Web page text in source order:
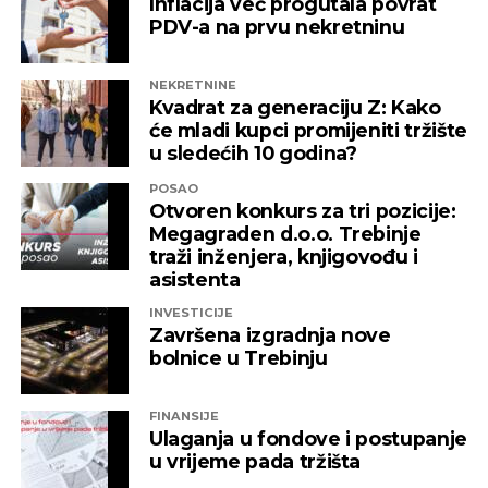
strateškog značaja za ekonomski razvoj BiH, a
saradnja s kineskim kompanijama omogućava
transfer tehnologije, stvaranje novih radnih mjesta i
poboljšanje ukupne infrastrukture u zemlji.
CAPITAL: Prema našim informacijama, kineska
kompanija Norinco planira da preko mađarskog
ogranka kupi 80 odsto udjela u stolačkoj Aurori
i preuzimanje koncesije na 30 godina. Da li ste
upoznati sa ovim informacijama i znate li više
detalja o njihovim planovima u BiH?
PDV-a na prvu nekretninu
NEKRETNINE
Kvadrat za generaciju Z: Kako
će mladi kupci promijeniti tržište
u sledećih 10 godina?
POSAO
Otvoren konkurs za tri pozicije:
Megagraden d.o.o. Trebinje
traži inženjera, knjigovođu i
asistenta
INVESTICIJE
Završena izgradnja nove
bolnice u Trebinju
FINANSIJE
Ulaganja u fondove i postupanje
u vrijeme pada tržišta